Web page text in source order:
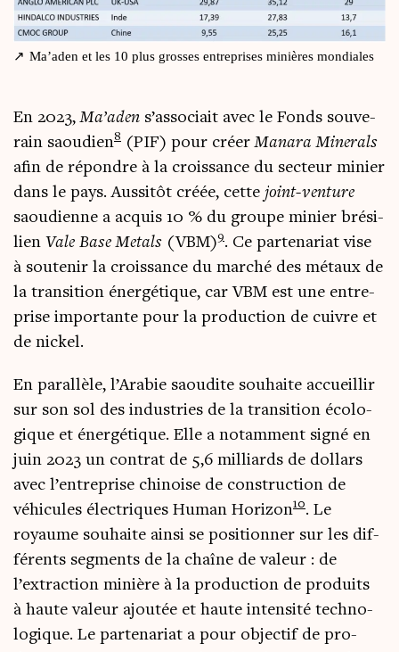
Ma’aden et les 10 plus grosses entre­prises minières mondiales
En 2023,Ma’aden s’associait avec le Fonds sou­ve­
rain saou­dien8 (PIF) pour créerMana­ra Mine­rals
afin de répondre à la crois­sance du sec­teur minier
dans le pays. Aus­si­tôt créée, cette joint-ven­ture
saou­dienne a acquis 10 % du groupe minier bré­si­
lien Vale Base Metals (VBM)9. Ce par­te­na­riat vise
à sou­te­nir la crois­sance du mar­ché des métaux de
la tran­si­tion éner­gé­tique, car VBM est une entre­
prise impor­tante pour la pro­duc­tion de cuivre et
de nickel.
En paral­lèle, l’Arabie saou­dite sou­haite accueillir
sur son sol des indus­tries de la tran­si­tion éco­lo­
gique et éner­gé­tique. Elle a notam­ment signé en
juin 2023 un contrat de 5,6 mil­liards de dol­lars
avec l’entreprise chi­noise de construc­tion de
véhi­cules élec­triques Human Hori­zon10. Le
royaume sou­haite ain­si se posi­tion­ner sur les dif­
fé­rents seg­ments de la chaîne de valeur : de
l’extraction minière à la pro­duc­tion de pro­duits
à haute valeur ajou­tée et haute inten­si­té tech­no­
lo­gique. Le par­te­na­riat a pour objec­tif de pro­